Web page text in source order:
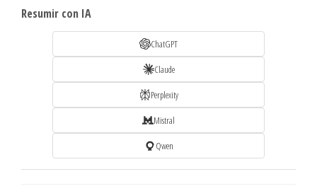
Resumir con IA
ChatGPT
Claude
Perplexity
Mistral
Qwen